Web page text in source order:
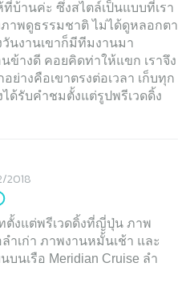
ที่บ้านค่ะ ซึ่งสไตล์เป็นแบบที่เรา
าพดูธรรมชาติ ไม่ได้ดูหลอกตา
วันงานเขาก็มีทีมงานมา
ข้างดี คอยคิดท่าให้แขก เราจึง
ย่างคือเขาตรงต่อเวลา เก็บทุก
ด้รับคำชมตั้งแต่รูปพรีเวดดิ้ง
2018
งแต่พรีเวดดิ้งที่ญี่ปุ่น ภาพ
ลำเก่า ภาพงานหมั้นเช้า และ
บนเรือ Meridian Cruise ลำ